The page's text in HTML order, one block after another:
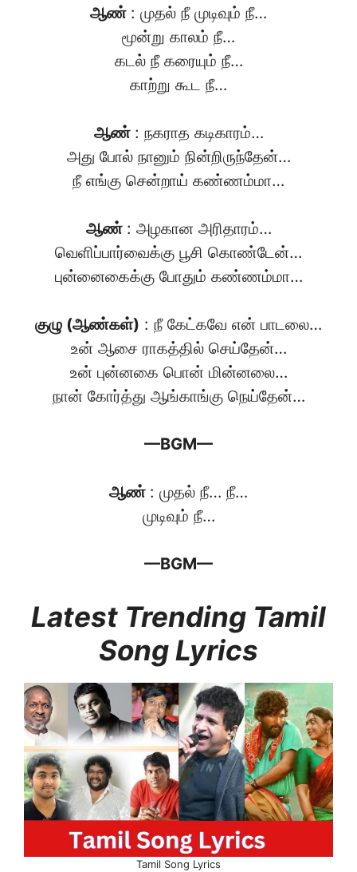
ஆண் : முதல் நீ முடிவும் நீ…
மூன்று காலம் நீ…
கடல் நீ கரையும் நீ…
காற்று கூட நீ…
ஆண் : நகராத கடிகாரம்…
அது போல் நானும் நின்றிருந்தேன்…
நீ எங்கு சென்றாய் கண்ணம்மா…
ஆண் : அழகான அரிதாரம்…
வெளிப்பார்வைக்கு பூசி கொண்டேன்…
புன்னைகைக்கு போதும் கண்ணம்மா…
குழு (ஆண்கள்) : நீ கேட்கவே என் பாடலை…
உன் ஆசை ராகத்தில் செய்தேன்…
உன் புன்னகை பொன் மின்னலை…
நான் கோர்த்து ஆங்காங்கு நெய்தேன்…
—BGM—
ஆண் : முதல் நீ… நீ…
முடிவும் நீ…
—BGM—
Latest Trending Tamil
Song Lyrics
Tamil Song Lyrics